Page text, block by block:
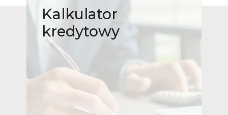
Kalkulator
kredytowy